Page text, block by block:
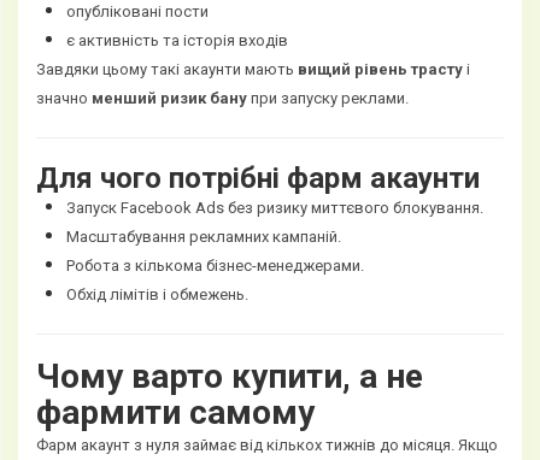
опубліковані пости
є активність та історія входів
Завдяки цьому такі акаунти мають вищий рівень трасту і
значно менший ризик бану при запуску реклами.
Для чого потрібні фарм акаунти
Запуск Facebook Ads без ризику миттєвого блокування.
Масштабування рекламних кампаній.
Робота з кількома бізнес-менеджерами.
Обхід лімітів і обмежень.
Чому варто купити, а не
фармити самому
Фарм акаунт з нуля займає від кількох тижнів до місяця. Якщо